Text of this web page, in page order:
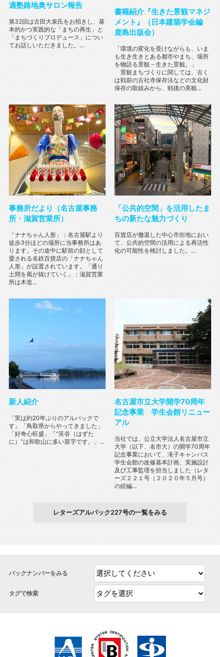
適塾路地奥サロン報告
第32回は古田大泉氏をお招きし、基
本的かつ実践的な「まちの再生」と
「まちづくりプロデュース」につい
てお話しいただきました。...
書籍紹介『生きた景観マネジ
メント』（日本建築学会編
鹿島出版会）
「環境の変化を受けながらも、いま
も生き生きとある都市やまち、場所
を物語る景観－生きた景観。」
景観まちづくりに関しては、古く
は戦前の古社寺保存法などの文化財
保存の取組みから、戦後の美観...
事務所だより（名古屋事務
所・滋賀営業所）
「ナナちゃん人形」：名古屋駅より
徒歩3分ほどの場所に当事務所はあ
ります。その途中に駅前の顔として
愛される名鉄百貨店の「ナナちゃん
人形」が設置されています。「通り
土間を風が抜けていく」：滋賀営業
所は木造...
「公共的空間」を活用したま
ちの新たな魅力づくり
百貨店が撤退した中心市街地におい
て、公共的空間の活用による再活性
化の可能性を検討しました。...
新人紹介
「実は約20年ぶりのアルパックで
す」「鳥取県からやってきました」
「好奇心旺盛」「“筈谷（はずた
に）”は和歌山に多い苗字です。」...
名古屋市立大学開学70周年
記念事業 学生会館リニュー
アル
当社では、公立大学法人名古屋市立
大学（以下、名市大）の開学70周年
記念事業において、滝子キャンパス
学生会館の改修基本計画、実施設計
及び工事監理を担当しました（レタ
ーズ２２１号（２０２０年５月号）
の続編...
レターズアルパック227号の一覧をみる
バックナンバーをみる
タグで検索